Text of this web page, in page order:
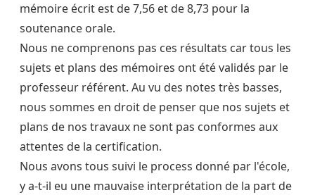
mémoire écrit est de 7,56 et de 8,73 pour la
soutenance orale.
Nous ne comprenons pas ces résultats car tous les
sujets et plans des mémoires ont été validés par le
professeur référent. Au vu des notes très basses,
nous sommes en droit de penser que nos sujets et
plans de nos travaux ne sont pas conformes aux
attentes de la certification.
Nous avons tous suivi le process donné par l'école,
y a-t-il eu une mauvaise interprétation de la part de